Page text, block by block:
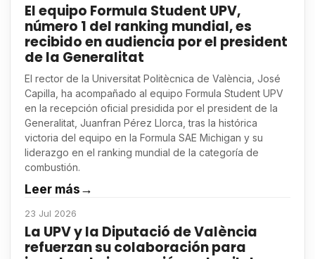
El equipo Formula Student UPV,
número 1 del ranking mundial, es
recibido en audiencia por el president
de la Generalitat
El rector de la Universitat Politècnica de València, José
Capilla, ha acompañado al equipo Formula Student UPV
en la recepción oficial presidida por el president de la
Generalitat, Juanfran Pérez Llorca, tras la histórica
victoria del equipo en la Formula SAE Michigan y su
liderazgo en el ranking mundial de la categoría de
combustión.
Leer más→
23 Jul 2026
La UPV y la Diputació de València
refuerzan su colaboración para